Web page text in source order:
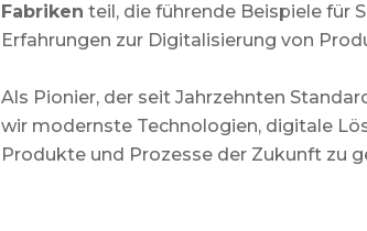
Fabriken teil, die führende Beispiele für
Erfahrungen zur Digitalisierung von
Als Pionier, der seit Jahrzehnten
wir modernste Technologien, digitale
Produkte und Prozesse der Zukunft zu